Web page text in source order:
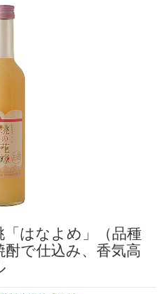
はなよめ」（品種
で仕込み、香気高